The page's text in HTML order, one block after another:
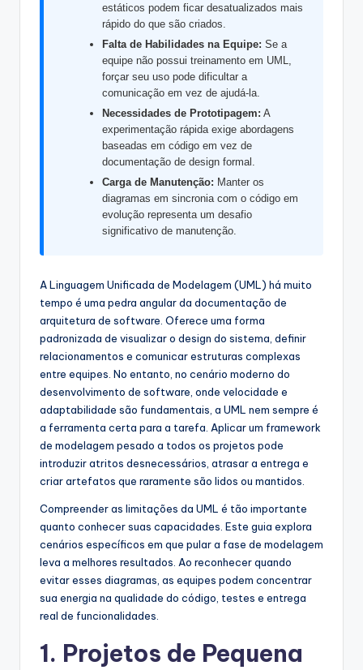
U
p
estáticos podem ficar desatualizados mais
rápido do que são criados.
Falta de Habilidades na Equipe: Se a
equipe não possui treinamento em UML,
forçar seu uso pode dificultar a
comunicação em vez de ajudá-la.
Necessidades de Prototipagem: A
experimentação rápida exige abordagens
baseadas em código em vez de
documentação de design formal.
Carga de Manutenção: Manter os
diagramas em sincronia com o código em
evolução representa um desafio
significativo de manutenção.
A Linguagem Unificada de Modelagem (UML) há muito
tempo é uma pedra angular da documentação de
arquitetura de software. Oferece uma forma
padronizada de visualizar o design do sistema, definir
relacionamentos e comunicar estruturas complexas
entre equipes. No entanto, no cenário moderno do
desenvolvimento de software, onde velocidade e
adaptabilidade são fundamentais, a UML nem sempre é
a ferramenta certa para a tarefa. Aplicar um framework
de modelagem pesado a todos os projetos pode
introduzir atritos desnecessários, atrasar a entrega e
criar artefatos que raramente são lidos ou mantidos.
Compreender as limitações da UML é tão importante
quanto conhecer suas capacidades. Este guia explora
cenários específicos em que pular a fase de modelagem
leva a melhores resultados. Ao reconhecer quando
evitar esses diagramas, as equipes podem concentrar
sua energia na qualidade do código, testes e entrega
real de funcionalidades.
1. Projetos de Pequena